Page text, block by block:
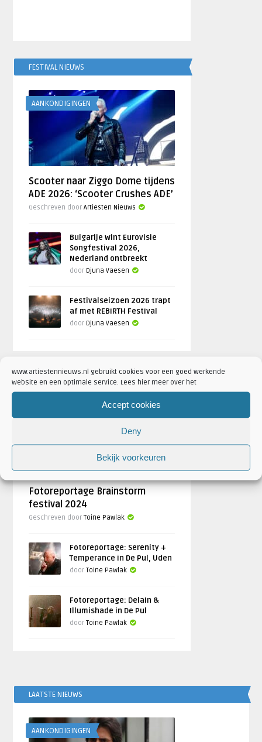
www.artiestennieuws.nl gebruikt cookies voor een goed werkende
website en een optimale service. Lees hier meer over het
Accept cookies
Deny
Bekijk voorkeuren
FESTIVAL NIEUWS
AANKONDIGINGEN
Scooter naar Ziggo Dome tijdens
ADE 2026: ‘Scooter Crushes ADE’
Geschreven doorArtiesten Nieuws
Bulgarije wint Eurovisie
Songfestival 2026,
Nederland ontbreekt
door Djuna Vaesen
Festivalseizoen 2026 trapt
af met REBiRTH Festival
door Djuna Vaesen
FOTOREPORTAGES
Fotoreportage Brainstorm
festival 2024
Geschreven doorToine Pawlak
Fotoreportage: Serenity +
Temperance in De Pul, Uden
doorToine Pawlak
Fotoreportage: Delain &
Illumishade in De Pul
doorToine Pawlak
LAATSTE NIEUWS
AANKONDIGINGEN